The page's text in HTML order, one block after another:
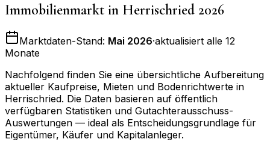
Immobilienmarkt in Herrischried 2026
Marktdaten-Stand: Mai 2026·aktualisiert alle 12
Monate
Nachfolgend finden Sie eine übersichtliche Aufbereitung
aktueller Kaufpreise, Mieten und Bodenrichtwerte in
Herrischried. Die Daten basieren auf öffentlich
verfügbaren Statistiken und Gutachterausschuss-
Auswertungen — ideal als Entscheidungsgrundlage für
Eigentümer, Käufer und Kapitalanleger.